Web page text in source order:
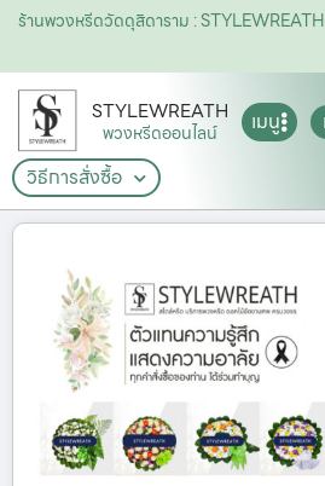
ร้านพวงหรีดวัดดุสิดาราม :
STYLEWREATH
พวงหรีดออนไลน์ เมนู
วิธีการสั่งซื้อ